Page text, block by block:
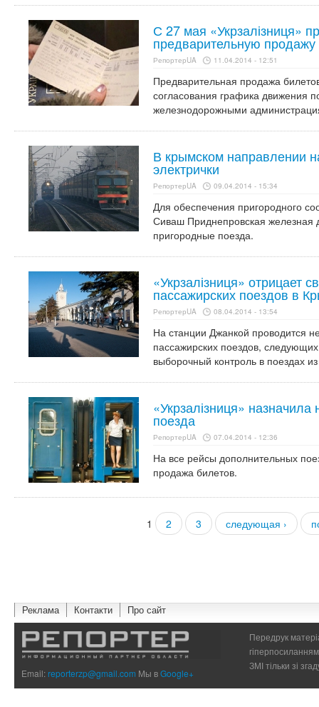
С 27 мая «Укрзалізниця»
предварительную продажу
РепортерUA 11.04.2014 - 12:51
Предварительная продажа
согласования графика движения
железнодорожными
В крымском направлении
электрички
РепортерUA 09.04.2014 - 15:34
Для обеспечения пригородного
Сиваш Приднепровская железная
пригородные поезда.
«Укрзалізниця» отрицает
пассажирских поездов в
РепортерUA 08.04.2014 - 13:54
На станции Джанкой проводится
пассажирских поездов,
выборочный контроль в поездах
«Укрзалізниця»
поезда
РепортерUA 07.04.2014 - 12:36
На все рейсы дополнительных
продажа билетов.
1 2 3 следующая ›
Реклама Контакти Про сайт
Email:reporterzp@gmail.com Мы вGoogle+
Передрук
ЗМІ тільки зі